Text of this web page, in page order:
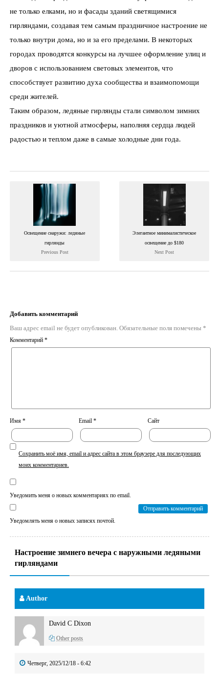
не только елками, но и фасады зданий светящимися
гирляндами, создавая тем самым праздничное настроение не
только внутри дома, но и за его пределами. В некоторых
городах проводятся конкурсы на лучшее оформление улиц и
дворов с использованием световых элементов, что
способствует развитию духа сообщества и взаимопомощи
среди жителей.
Таким образом, ледяные гирлянды стали символом зимних
праздников и уютной атмосферы, наполняя сердца людей
радостью и теплом даже в самые холодные дни года.
Освещение снаружи: ледяные
гирлянды
Previous Post
Элегантное минималистическое
освещение до $180
Next Post
Добавить комментарий
Ваш адрес email не будет опубликован. Обязательные поля помечены *
Комментарий *
Имя * Email * Сайт
Сохранить моё имя, email и адрес сайта в этом браузере для последующих
моих комментариев.
Уведомить меня о новых комментариях по email.
Уведомлять меня о новых записях почтой.
Настроение зимнего вечера с наружными ледяными
гирляндами
Author
David C Dixon
Other posts
Четверг, 2025/12/18 - 6:42